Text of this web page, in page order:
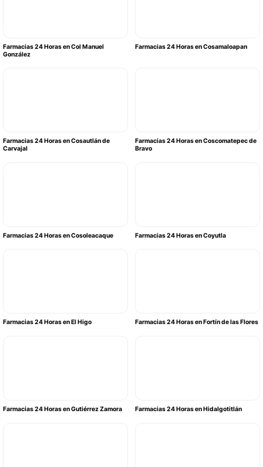
Farmacias 24 Horas en Col Manuel
González
Farmacias 24 Horas en Cosamaloapan
Farmacias 24 Horas en Cosautlán de
Carvajal
Farmacias 24 Horas en Coscomatepec de
Bravo
Farmacias 24 Horas en Cosoleacaque Farmacias 24 Horas en Coyutla
Farmacias 24 Horas en El Higo Farmacias 24 Horas en Fortín de las Flores
Farmacias 24 Horas en Gutiérrez Zamora Farmacias 24 Horas en Hidalgotitlán